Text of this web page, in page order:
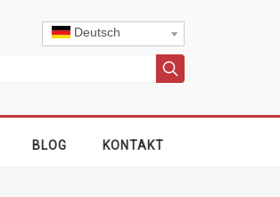
Deutsch
BLOG KONTAKT